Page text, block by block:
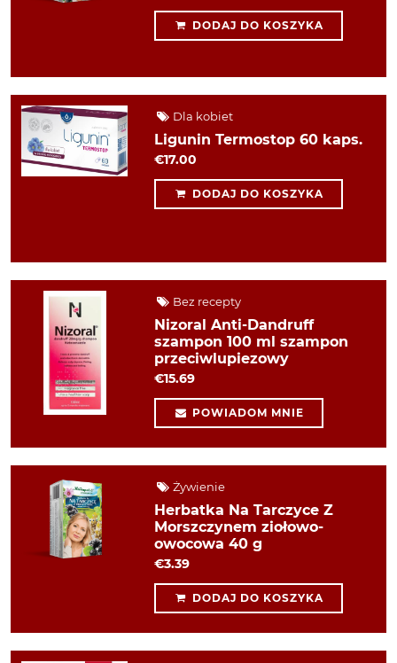
DODAJ DO KOSZYKA
Dla kobiet
Ligunin Termostop 60 kaps.
€17.00
DODAJ DO KOSZYKA
Bez recepty
Nizoral Anti-Dandruff
szampon 100 ml szampon
przeciwlupiezowy
€15.69
POWIADOM MNIE
Żywienie
Herbatka Na Tarczyce Z
Morszczynem ziołowo-
owocowa 40 g
€3.39
DODAJ DO KOSZYKA